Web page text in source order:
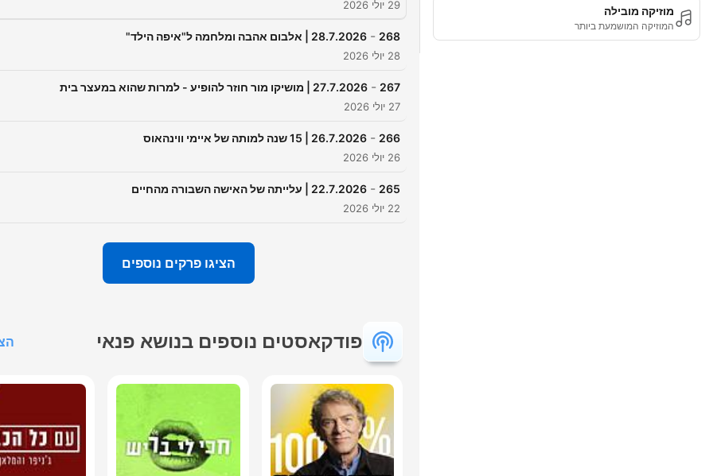
מוזיקה מובילה
המוזיקה המושמעת ביותר
29 יולי 2026
268
- 28.7.2026 | אלבום אהבה ומלחמה ל"איפה הילד"
28 יולי 2026
267
- 27.7.2026 | מושיקו מור חוזר להופיע - למרות שהוא במעצר בית
27 יולי 2026
266
- 26.7.2026 | 15 שנה למותה של איימי ווינהאוס
26 יולי 2026
265
- 22.7.2026 | עלייתה של האישה השבורה מהחיים
22 יולי 2026
הציגו פרקים נוספים
פודקאסטים נוספים בנושא פנאי